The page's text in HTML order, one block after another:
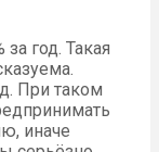
год. Такая
При таком
иначе